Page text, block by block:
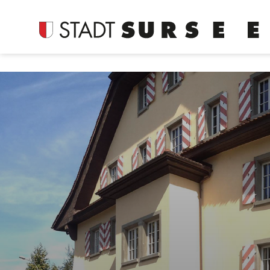
Kopfzeile
Suche
Inhalt